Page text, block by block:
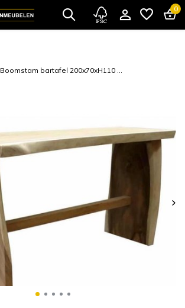
0
Boomstam bartafel 200x70xH110 ...